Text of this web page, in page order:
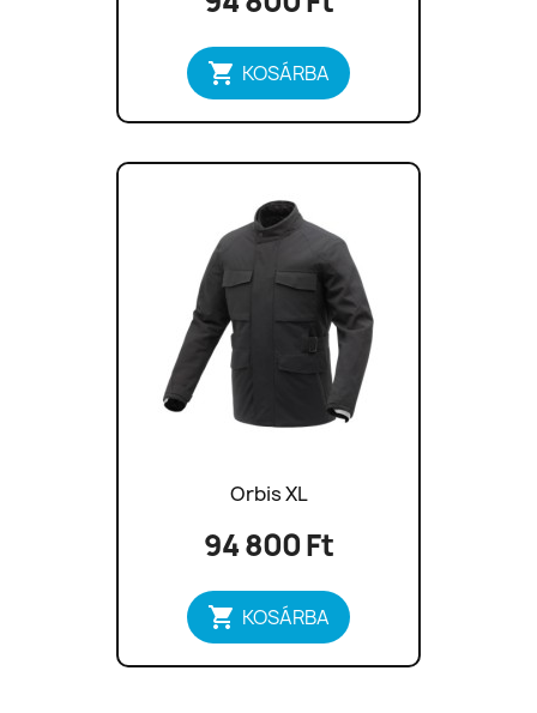
 KOSÁRBA
Orbis XL
94 800 Ft
 KOSÁRBA